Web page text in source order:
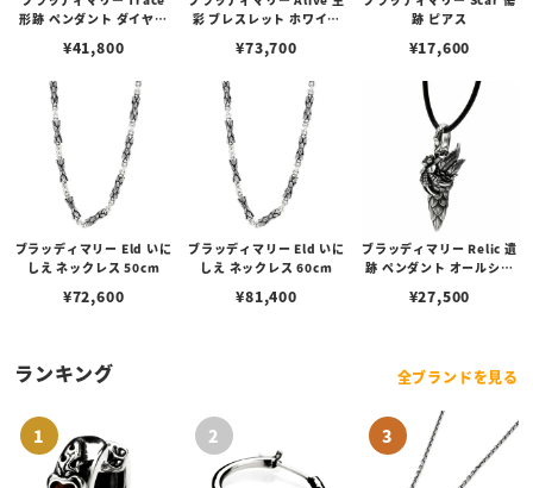
形跡 ペンダント ダイヤモ
¥41,800
彩 ブレスレット ホワイト
¥73,700
跡 ピアス
¥17,600
ブラッディマリー Eld いに
しえ ネックレス 50cm
¥72,600
ブラッディマリー Eld いに
しえ ネックレス 60cm
¥81,400
ブラッディマリー Relic 遺
跡 ペンダント オールシル
¥27,500
ランキング 全ブランドを見る